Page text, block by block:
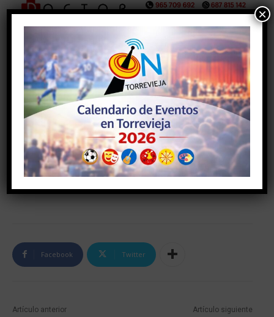
Facebook Twitter
Artículo anterior Artículo siguiente
×